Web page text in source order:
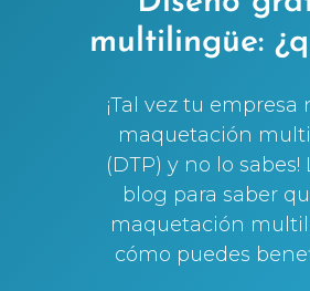
multilingüe:
¡Tal vez tu empresa
maquetación
(DTP) y no lo sabes!
blog para saber
maquetación
cómo puedes